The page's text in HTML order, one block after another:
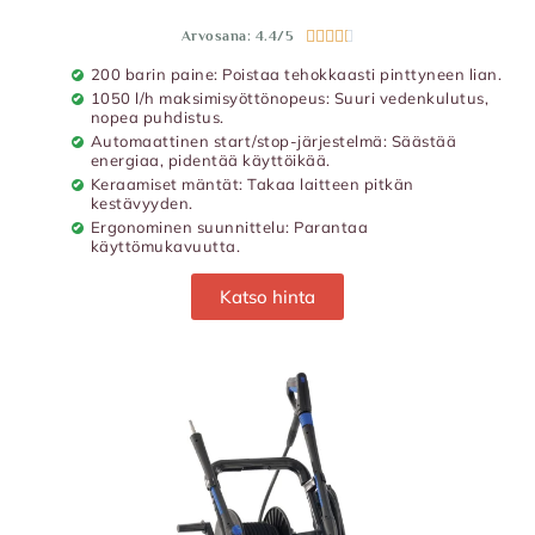
Arvosana: 4.4/5     
200 barin paine: Poistaa tehokkaasti pinttyneen lian.
1050 l/h maksimisyöttönopeus: Suuri vedenkulutus,
nopea puhdistus.
Automaattinen start/stop-järjestelmä: Säästää
energiaa, pidentää käyttöikää.
Keraamiset mäntät: Takaa laitteen pitkän
kestävyyden.
Ergonominen suunnittelu: Parantaa
käyttömukavuutta.
Katso hinta